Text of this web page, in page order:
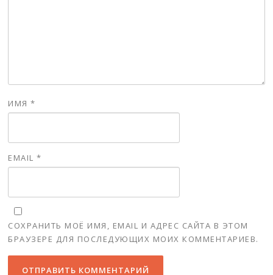
ИМЯ*
EMAIL*
СОХРАНИТЬ МОЁ ИМЯ, EMAIL И АДРЕС САЙТА В ЭТОМ
БРАУЗЕРЕ ДЛЯ ПОСЛЕДУЮЩИХ МОИХ КОММЕНТАРИЕВ.